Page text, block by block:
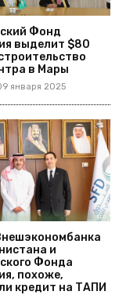
Фонд
выделит $80
в Мары
января 2025
и
Фонда
похоже,
кредит на ТАПИ